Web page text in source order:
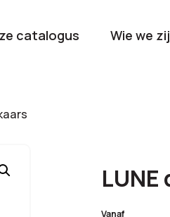
catalogus Wie we
Vanaf